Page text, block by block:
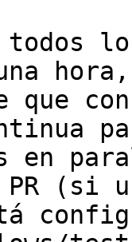
que
en
PR (si